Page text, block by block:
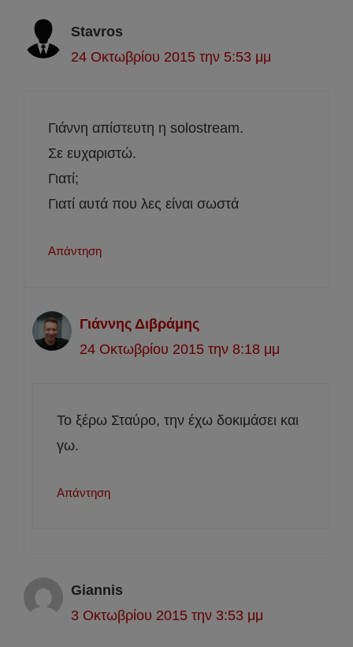
Stavros
24 Οκτωβρίου 2015 την 5:53 μμ
Γιάννη απίστευτη η solostream.
Σε ευχαριστώ.
Γιατί;
Γιατί αυτά που λες είναι σωστά
Απάντηση
Γιάννης Διβράμης
24 Οκτωβρίου 2015 την 8:18 μμ
Το ξέρω Σταύρο, την έχω δοκιμάσει και
γω.
Απάντηση
Giannis
3 Οκτωβρίου 2015 την 3:53 μμ